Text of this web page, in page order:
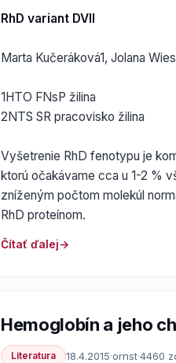
RhD variant DVII
Marta Kučeráková1, Jolana
1HTO FNsP žilina
2NTS SR pracovisko žilina
Vyšetrenie RhD fenotypu je
ktorú očakávame cca u 1-2 %
zníženým počtom molekúl
RhD proteínom.
Čítať ďalej
Hemoglobín a jeho
Literatura 18.4.2015·ornst·4460